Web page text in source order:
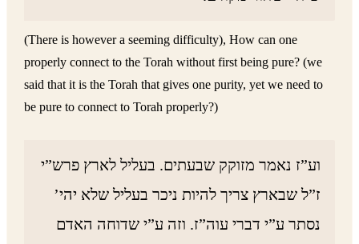
(There is however a seeming difficulty), How can one
properly connect to the Torah without first being pure? (we
said that it is the Torah that gives one purity, yet we need to
be pure to connect to Torah properly?)
וע”ז נאמר מזוקק שבעתים. בעליל לארץ פרש”י
ז”ל שבארץ צריך להיות ניכר בעליל שלא יהי’
נסתר ע”י דברי עוה”ז. וזה ע”י שדוחה האדם